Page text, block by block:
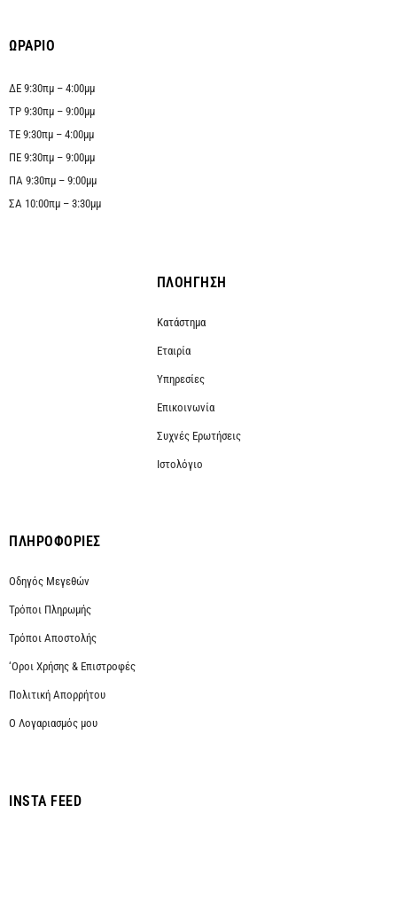
ΩΡΑΡΙΟ
ΔΕ 9:30πμ – 4:00μμ
ΤΡ 9:30πμ – 9:00μμ
ΤΕ 9:30πμ – 4:00μμ
ΠΕ 9:30πμ – 9:00μμ
ΠΑ 9:30πμ – 9:00μμ
ΣΑ 10:00πμ – 3:30μμ
ΠΛΟΗΓΗΣΗ
Κατάστημα
Εταιρία
Υπηρεσίες
Επικοινωνία
Συχνές Ερωτήσεις
Ιστολόγιο
ΠΛΗΡΟΦΟΡΙΕΣ
Οδηγός Μεγεθών
Τρόποι Πληρωμής
Τρόποι Αποστολής
‘Οροι Χρήσης & Επιστροφές
Πολιτική Απορρήτου
Ο Λογαριασμός μου
INSTA FEED